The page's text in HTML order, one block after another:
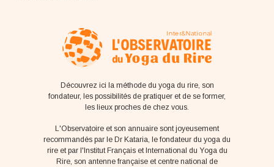
Découvrez ici la méthode du yoga du rire, son
fondateur, les possibilités de pratiquer et de se former,
les lieux proches de chez vous.
L'Observatoire et son annuaire sont joyeusement
recommandés par le Dr Kataria, le fondateur du yoga du
rire et par l'Institut Français et International du Yoga du
Rire, son antenne française et centre national de